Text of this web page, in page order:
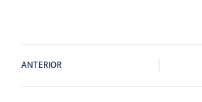
ANTERIOR